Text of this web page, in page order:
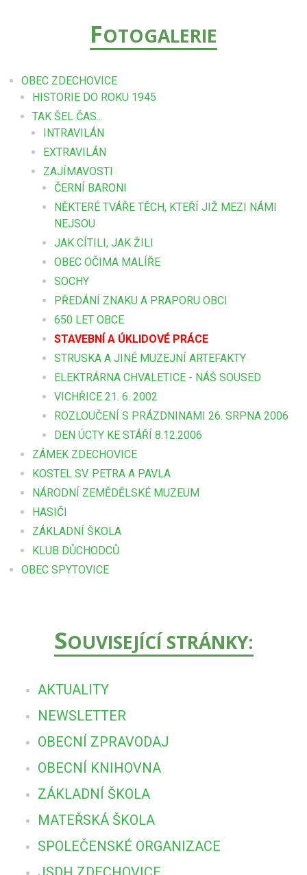
FOTOGALERIE
OBEC ZDECHOVICE
HISTORIE DO ROKU 1945
TAK ŠEL ČAS...
INTRAVILÁN
EXTRAVILÁN
ZAJÍMAVOSTI
ČERNÍ BARONI
NĚKTERÉ TVÁŘE TĚCH, KTEŘÍ JIŽ MEZI NÁMI
NEJSOU
JAK CÍTILI, JAK ŽILI
OBEC OČIMA MALÍŘE
SOCHY
PŘEDÁNÍ ZNAKU A PRAPORU OBCI
650 LET OBCE
STAVEBNÍ A ÚKLIDOVÉ PRÁCE
STRUSKA A JINÉ MUZEJNÍ ARTEFAKTY
ELEKTRÁRNA CHVALETICE - NÁŠ SOUSED
VICHŘICE 21. 6. 2002
ROZLOUČENÍ S PRÁZDNINAMI 26. SRPNA 2006
DEN ÚCTY KE STÁŘÍ 8.12.2006
ZÁMEK ZDECHOVICE
KOSTEL SV. PETRA A PAVLA
NÁRODNÍ ZEMĚDĚLSKÉ MUZEUM
HASIČI
ZÁKLADNÍ ŠKOLA
KLUB DŮCHODCŮ
OBEC SPYTOVICE
SOUVISEJÍCÍ STRÁNKY:
AKTUALITY
NEWSLETTER
OBECNÍ ZPRAVODAJ
OBECNÍ KNIHOVNA
ZÁKLADNÍ ŠKOLA
MATEŘSKÁ ŠKOLA
SPOLEČENSKÉ ORGANIZACE